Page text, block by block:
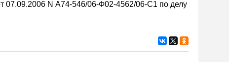
07.09.2006 N А74-546/06-Ф02-4562/06-С1 по делу